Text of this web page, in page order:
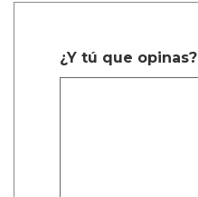
¿Y tú que opinas?